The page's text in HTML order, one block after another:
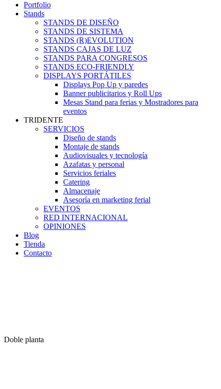
Portfolio
Stands
STANDS DE DISEÑO
STANDS DE SISTEMA
STANDS (R)EVOLUTION
STANDS CAJAS DE LUZ
STANDS PARA CONGRESOS
STANDS ECO-FRIENDLY
DISPLAYS PORTÁTILES
Displays Pop Up y paredes
Banner publicitarios y Roll Ups
Mesas Stand para ferias y Mostradores para
eventos
TRIDENTE
SERVICIOS
Diseño de stands
Montaje de stands
Audiovisuales y tecnología
Azafatas y personal
Servicios feriales
Catering
Almacenaje
Asesoría en marketing ferial
EVENTOS
RED INTERNACIONAL
OPINIONES
Blog
Tienda
Contacto
Doble planta